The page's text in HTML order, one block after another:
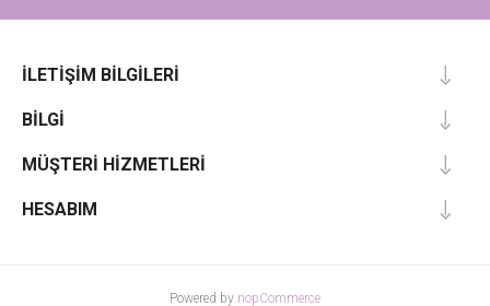
İLETIŞIM BILGILERI
BILGI
MÜŞTERI HIZMETLERI
HESABIM
Powered by nopCommerce